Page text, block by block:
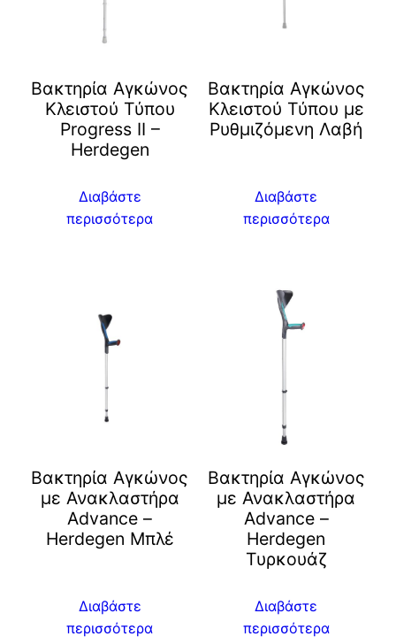
Βακτηρία Αγκώνος
Κλειστού Τύπου
Progress II –
Herdegen
Διαβάστε
περισσότερα
Βακτηρία Αγκώνος
Κλειστού Τύπου με
Ρυθμιζόμενη Λαβή
Διαβάστε
περισσότερα
Βακτηρία Αγκώνος
με Ανακλαστήρα
Advance –
Herdegen Μπλέ
Διαβάστε
περισσότερα
Βακτηρία Αγκώνος
με Ανακλαστήρα
Advance –
Herdegen
Τυρκουάζ
Διαβάστε
περισσότερα